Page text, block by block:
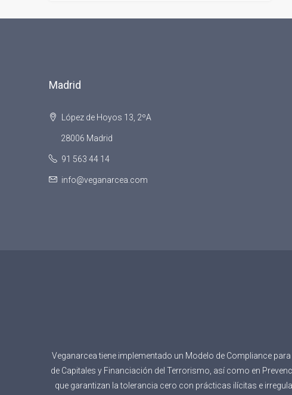
Madrid
López de Hoyos 13, 2ºA
28006 Madrid
91 563 44 14
info@veganarcea.com
Veganarcea tiene implementado un Modelo de Compliance
de Capitales y Financiación del Terrorismo, así como en
que garantizan la tolerancia cero con prácticas ilícitas e